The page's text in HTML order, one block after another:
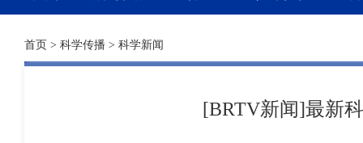
首页 > 科学传播 > 科学新闻
[BRTV新闻]最新